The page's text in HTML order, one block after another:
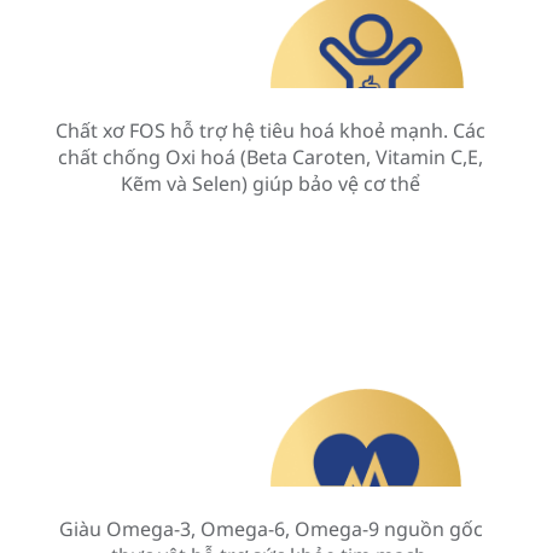
Chất xơ FOS hỗ trợ hệ tiêu hoá khoẻ mạnh. Các
chất chống Oxi hoá (Beta Caroten, Vitamin C,E,
Kẽm và Selen) giúp bảo vệ cơ thể
Giàu Omega-3, Omega-6, Omega-9 nguồn gốc